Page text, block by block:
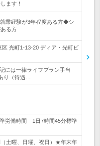
ます！
業経験が3年程度ある方◆シ
る方
区 光町1-13-20 ディア・光町ビ
には一律ライフプラン手当
り（待遇…
労働時間 1日7時間45分標準
土曜、日曜、祝日）★年末年